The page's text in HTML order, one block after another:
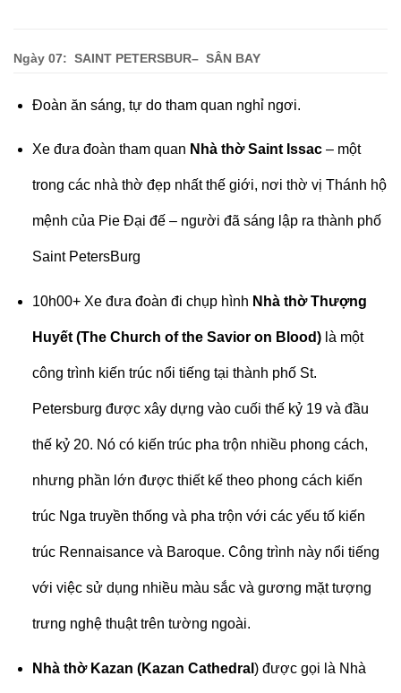
Ngày 07: SAINT PETERSBUR– SÂN BAY
Đoàn ăn sáng, tự do tham quan nghỉ ngơi.
Xe đưa đoàn tham quan Nhà thờ Saint Issac– một
trong các nhà thờ đẹp nhất thế giới, nơi thờ vị Thánh hộ
mệnh của Pie Đại đế – người đã sáng lập ra thành phố
Saint PetersBurg
10h00+ Xe đưa đoàn đi chụp hình Nhà thờ Thượng
Huyết (The Church of the Savior on Blood)là một
công trình kiến trúc nổi tiếng tại thành phố St.
Petersburg được xây dựng vào cuối thế kỷ 19 và đầu
thế kỷ 20. Nó có kiến trúc pha trộn nhiều phong cách,
nhưng phần lớn được thiết kế theo phong cách kiến
trúc Nga truyền thống và pha trộn với các yếu tố kiến
trúc Rennaisance và Baroque. Công trình này nổi tiếng
với việc sử dụng nhiều màu sắc và gương mặt tượng
trưng nghệ thuật trên tường ngoài.
Nhà thờ Kazan (Kazan Cathedral ) được gọi là Nhà